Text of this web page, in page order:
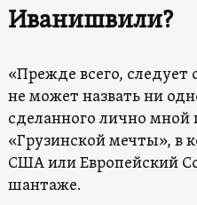
Иванишвили?
«Прежде всего, следует
не может назвать ни
сделанного лично
«Грузинской мечты», в
США или Европейский
шантаже.